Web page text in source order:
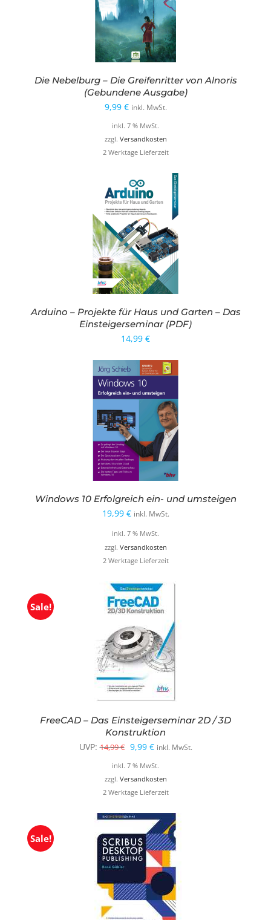
Die Nebelburg – Die Greifenritter von Alnoris
(Gebundene Ausgabe)
9,99 € inkl. MwSt.
inkl. 7 % MwSt.
zzgl. Versandkosten
2 Werktage Lieferzeit
Arduino – Projekte für Haus und Garten – Das
Einsteigerseminar (PDF)
14,99 €
Windows 10 Erfolgreich ein- und umsteigen
19,99 € inkl. MwSt.
inkl. 7 % MwSt.
zzgl. Versandkosten
2 Werktage Lieferzeit
Sale!
FreeCAD – Das Einsteigerseminar 2D / 3D
Konstruktion
UVP: 14,99€ Ursprünglicher
Preis
war:
14,99 €
9,99 €Aktueller
Preis
ist:
9,99 €.
inkl. MwSt.
inkl. 7 % MwSt.
zzgl. Versandkosten
2 Werktage Lieferzeit
Sale!